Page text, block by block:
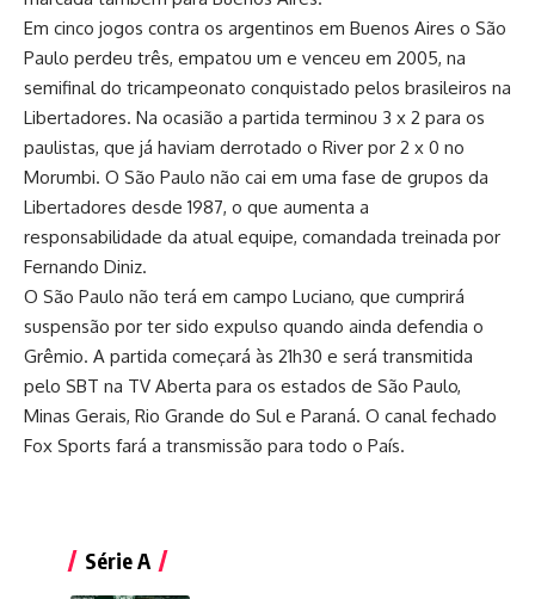
Em cinco jogos contra os argentinos em Buenos Aires o São
Paulo perdeu três, empatou um e venceu em 2005, na
semifinal do tricampeonato conquistado pelos brasileiros na
Libertadores. Na ocasião a partida terminou 3 x 2 para os
paulistas, que já haviam derrotado o River por 2 x 0 no
Morumbi. O São Paulo não cai em uma fase de grupos da
Libertadores desde 1987, o que aumenta a
responsabilidade da atual equipe, comandada treinada por
Fernando Diniz.
O São Paulo não terá em campo Luciano, que cumprirá
suspensão por ter sido expulso quando ainda defendia o
Grêmio. A partida começará às 21h30 e será transmitida
pelo SBT na TV Aberta para os estados de São Paulo,
Minas Gerais, Rio Grande do Sul e Paraná. O canal fechado
Fox Sports fará a transmissão para todo o País.
Série A